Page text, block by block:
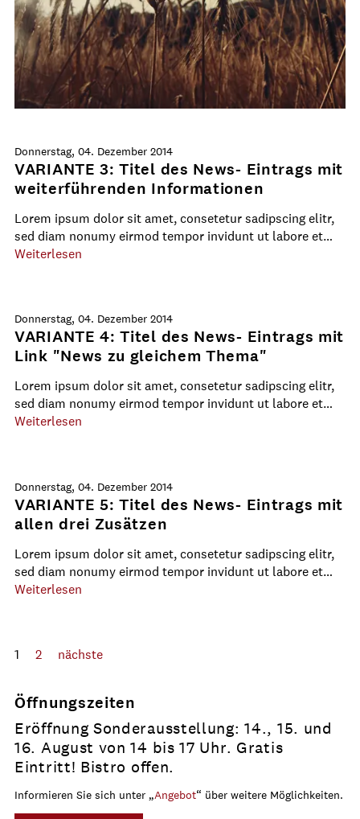
Öffnungszeiten
Eröffnung Sonderausstellung: 14., 15. und
16. August von 14 bis 17 Uhr. Gratis
Eintritt! Bistro offen.
Informieren Sie sich unter „Angebot“ über weitere Möglichkeiten.
Donnerstag, 04. Dezember 2014
VARIANTE 3: Titel des News- Eintrags mit
weiterführenden Informationen
Lorem ipsum dolor sit amet, consetetur sadipscing elitr,
sed diam nonumy eirmod tempor invidunt ut labore et…
Weiterlesen
Donnerstag, 04. Dezember 2014
VARIANTE 4: Titel des News- Eintrags mit
Link "News zu gleichem Thema"
Lorem ipsum dolor sit amet, consetetur sadipscing elitr,
sed diam nonumy eirmod tempor invidunt ut labore et…
Weiterlesen
Donnerstag, 04. Dezember 2014
VARIANTE 5: Titel des News- Eintrags mit
allen drei Zusätzen
Lorem ipsum dolor sit amet, consetetur sadipscing elitr,
sed diam nonumy eirmod tempor invidunt ut labore et…
Weiterlesen
1 2 nächste